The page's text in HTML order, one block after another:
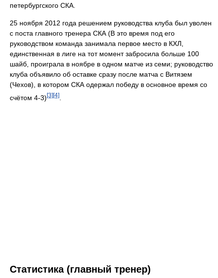
петербургского СКА.
25 ноября 2012 года решением руководства клуба был уволен
с поста главного тренера СКА (В это время под его
руководством команда занимала первое место в КХЛ,
единственная в лиге на тот момент забросила больше 100
шайб, проиграла в ноябре в одном матче из семи; руководство
клуба объявило об оставке сразу после матча c Витязем
(Чехов), в котором СКА одержал победу в основное время со
счётом 4-3) [3] [4]
Статистика (главный тренер)